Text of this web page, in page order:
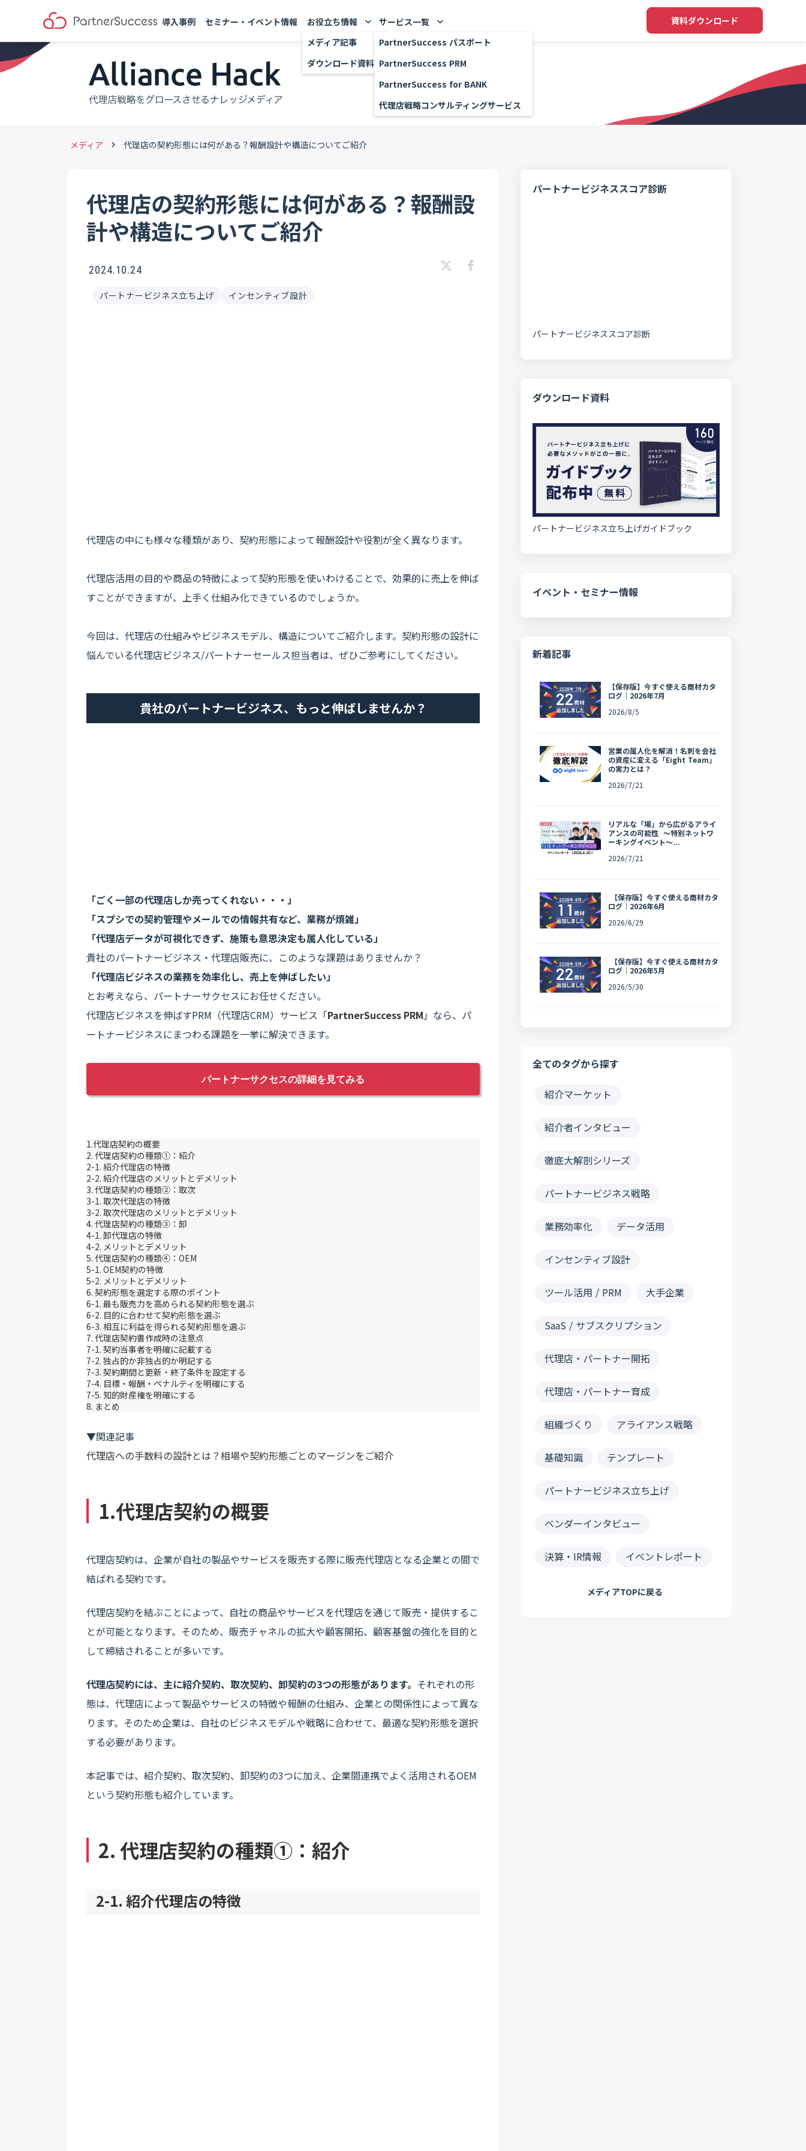
メディア keyboard_arrow_right 代理店の契約形態には何がある？報酬設計や構造についてご紹介
代理店の契約形態には何がある？報酬設
計や構造についてご紹介
2024.10.24
パートナービジネス立ち上げ インセンティブ設計
代理店の中にも様々な種類があり、契約形態によって報酬設計や役割が全く異なります。
代理店活用の目的や商品の特徴によって契約形態を使いわけることで、効果的に売上を伸ば
すことができますが、上手く仕組み化できているのでしょうか。
今回は、代理店の仕組みやビジネスモデル、構造についてご紹介します。契約形態の設計に
悩んでいる代理店ビジネス/パートナーセールス担当者は、ぜひご参考にしてください。
貴社のパートナービジネス、もっと伸ばしませんか？
「ごく一部の代理店しか売ってくれない・・・」
「スプシでの契約管理やメールでの情報共有など、業務が煩雑」
「代理店データが可視化できず、施策も意思決定も属人化している」
貴社のパートナービジネス・代理店販売に、このような課題はありませんか？
「代理店ビジネスの業務を効率化し、売上を伸ばしたい」
とお考えなら、パートナーサクセスにお任せください。
代理店ビジネスを伸ばすPRM（代理店CRM）サービス「PartnerSuccess PRM」なら、パ
ートナービジネスにまつわる課題を一挙に解決できます。
パートナーサクセスの詳細を見てみる
1.代理店契約の概要
2. 代理店契約の種類①：紹介
2-1. 紹介代理店の特徴
2-2. 紹介代理店のメリットとデメリット
3. 代理店契約の種類②：取次
3-1. 取次代理店の特徴
3-2. 取次代理店のメリットとデメリット
4. 代理店契約の種類③：卸
4-1. 卸代理店の特徴
4-2. メリットとデメリット
5. 代理店契約の種類④：OEM
5-1. OEM契約の特徴
5-2. メリットとデメリット
6. 契約形態を選定する際のポイント
6-1. 最も販売力を高められる契約形態を選ぶ
6-2. 目的に合わせて契約形態を選ぶ
6-3. 相互に利益を得られる契約形態を選ぶ
7. 代理店契約書作成時の注意点
7-1. 契約当事者を明確に記載する
7-2. 独占的か非独占的か明記する
7-3. 契約期間と更新・終了条件を設定する
7-4. 目標・報酬・ペナルティを明確にする
7-5. 知的財産権を明確にする
8. まとめ
▼関連記事
代理店への手数料の設計とは？相場や契約形態ごとのマージンをご紹介
1.代理店契約の概要
代理店契約は、企業が自社の製品やサービスを販売する際に販売代理店となる企業との間で
結ばれる契約です。
代理店契約を結ぶことによって、自社の商品やサービスを代理店を通じて販売・提供するこ
とが可能となります。そのため、販売チャネルの拡大や顧客開拓、顧客基盤の強化を目的と
して締結されることが多いです。
代理店契約には、主に紹介契約、取次契約、卸契約の3つの形態があります。 それぞれの形
態は、代理店によって製品やサービスの特徴や報酬の仕組み、企業との関係性によって異な
ります。そのため企業は、自社のビジネスモデルや戦略に合わせて、最適な契約形態を選択
する必要があります。
本記事では、紹介契約、取次契約、卸契約の3つに加え、企業間連携でよく活用されるOEM
という契約形態も紹介しています。
2. 代理店契約の種類①：紹介
2-1. 紹介代理店の特徴
パートナービジネススコア診断
パートナービジネススコア診断
ダウンロード資料
パートナービジネス立ち上げガイドブック
イベント・セミナー情報
新着記事
【保存版】今すぐ使える商材カタ
ログ｜2026年7月
2026/8/5
営業の属人化を解消！名刺を会社
の資産に変える「Eight Team」
の実力とは？
2026/7/21
リアルな「場」から広がるアライ
アンスの可能性 〜特別ネットワ
ーキングイベント〜...
2026/7/21
【保存版】今すぐ使える商材カタ
ログ｜2026年6月
2026/6/29
【保存版】今すぐ使える商材カタ
ログ｜2026年5月
2026/5/30
全てのタグから探す
紹介マーケット
紹介者インタビュー
徹底大解剖シリーズ
パートナービジネス戦略
業務効率化 データ活用
インセンティブ設計
ツール活用 / PRM 大手企業
SaaS / サブスクリプション
代理店・パートナー開拓
代理店・パートナー育成
組織づくり アライアンス戦略
基礎知識 テンプレート
パートナービジネス立ち上げ
ベンダーインタビュー
決算・IR情報 イベントレポート
メディアTOPに戻る
導入事例
セミナー・イベント情報
メディア記事
ダウンロード資料
お役立ち情報
keyboard_arrow_down
PartnerSuccess パスポート
PartnerSuccess PRM
PartnerSuccess for BANK
代理店戦略コンサルティングサービス
サービス一覧 keyboard_arrow_down 資料ダウンロード